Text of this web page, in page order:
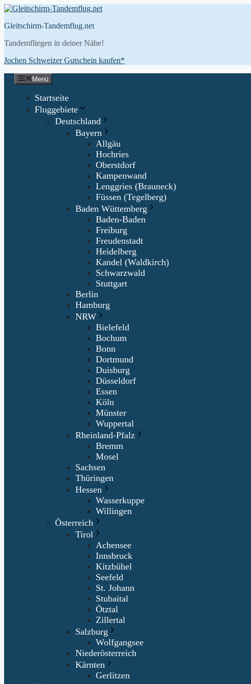
Zum
springen
Gleitschirm-Tandemflug.net
Tandemfliegen in deiner Nähe!
Jochen Schweizer Gutschein kaufen*
Menü
Startseite
Fluggebiete
Deutschland
Bayern
Allgäu
Hochries
Oberstdorf
Kampenwand
Lenggries (Brauneck)
Füssen (Tegelberg)
Baden Wüttemberg
Baden-Baden
Freiburg
Freudenstadt
Heidelberg
Kandel (Waldkirch)
Schwarzwald
Stuttgart
Berlin
Hamburg
NRW
Bielefeld
Bochum
Bonn
Dortmund
Duisburg
Düsseldorf
Essen
Köln
Münster
Wuppertal
Rheinland-Pfalz
Bremm
Mosel
Sachsen
Thüringen
Hessen
Wasserkuppe
Willingen
Österreich
Tirol
Achensee
Innsbruck
Kitzbühel
Seefeld
St. Johann
Stubaital
Ötztal
Zillertal
Salzburg
Wolfgangsee
Niederösterreich
Kärnten
Gerlitzen